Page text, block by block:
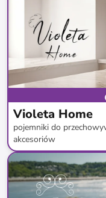
Violeta Home
pojemniki do
akcesoriów
do- %* Super